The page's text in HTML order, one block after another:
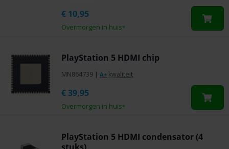
Overmorgen in huis*
€ 10,95
PlayStation 5 HDMI chip
MN864739 | A+ kwaliteit
Overmorgen in huis*
€39,95
PlayStation 5 HDMI condensator (4